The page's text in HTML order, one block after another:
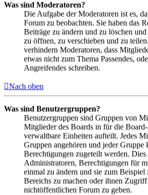
Was sind Moderatoren?
Die Aufgabe der Moderatoren ist es,
Forum zu beobachten. Sie haben das
Beiträge zu ändern und zu löschen
zu öffnen, zu verschieben und zu
verhindern Moderatoren, dass
etwas nicht zum Thema Passendes,
Angreifendes schreiben.
Nach oben
Was sind Benutzergruppen?
Benutzergruppen sind Gruppen von
Mitglieder des Boards in für die
verwaltbare Einheiten aufteilt. Jedes
Gruppen angehören und jeder Gruppe
Berechtigungen zugeteilt werden. Dies
Administratoren, Berechtigungen für
einmal zu ändern und sie zum Beispiel
Bereichs zu machen oder ihnen
nichtöffentlichen Forum zu geben.